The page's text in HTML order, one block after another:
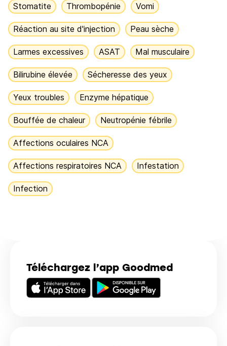
Téléchargez l’app Goodmed
Stomatite Thrombopénie Vomi
Réaction au site d'injection Peau sèche
Larmes excessives ASAT Mal musculaire
Bilirubine élevée Sécheresse des yeux
Yeux troubles Enzyme hépatique
Bouffée de chaleur Neutropénie fébrile
Affections oculaires NCA
Affections respiratoires NCA Infestation
Infection